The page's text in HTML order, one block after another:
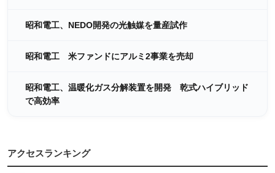
昭和電工、NEDO開発の光触媒を量産試作
昭和電工 米ファンドにアルミ2事業を売却
昭和電工、温暖化ガス分解装置を開発 乾式ハイブリッド
で高効率
アクセスランキング